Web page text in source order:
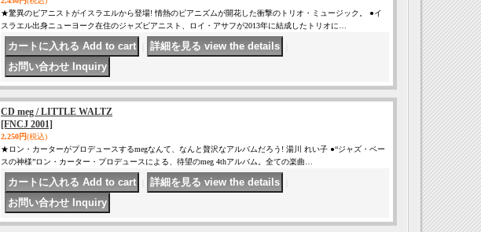
★驚異のピアニストがイスラエルから登場! 情熱のピアニズムが開花した衝撃のトリオ・ミュージック。 ●イ
スラエル出身ニューヨーク在住のジャズピアニスト、ロイ・アサフが2013年に結成したトリオに…
CD meg / LITTLE WALTZ
[FNCJ 2001]
2,250円(税込)
★ロン・カーターがプロデュースするmegなんて、なんと贅沢なアルバムだろう! 湯川 れい子 ●“ジャズ・ベー
スの神様”ロン・カーター・プロデュースによる、待望のmeg 4thアルバム。全ての楽曲…